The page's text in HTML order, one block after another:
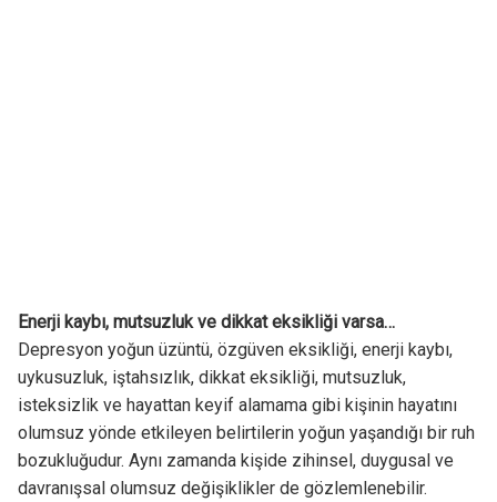
Enerji kaybı, mutsuzluk ve dikkat eksikliği varsa…
Depresyon yoğun üzüntü, özgüven eksikliği, enerji kaybı,
uykusuzluk, iştahsızlık, dikkat eksikliği, mutsuzluk,
isteksizlik ve hayattan keyif alamama gibi kişinin hayatını
olumsuz yönde etkileyen belirtilerin yoğun yaşandığı bir ruh
bozukluğudur. Aynı zamanda kişide zihinsel, duygusal ve
davranışsal olumsuz değişiklikler de gözlemlenebilir.